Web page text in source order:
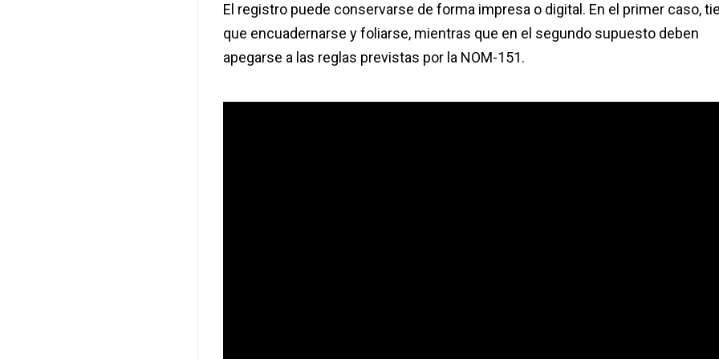
El registro puede conservarse de forma impresa o digital. En el primer caso,
que encuadernarse y foliarse, mientras que en el segundo supuesto deben
apegarse a las reglas previstas por la NOM-151.